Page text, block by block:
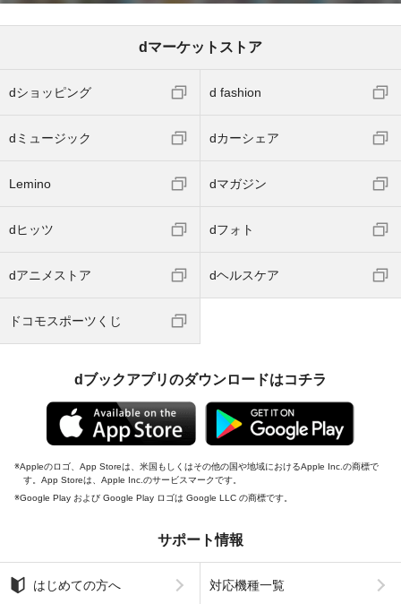
dマーケットストア
dショッピング d fashion
dミュージック dカーシェア
Lemino dマガジン
dヒッツ dフォト
dアニメストア dヘルスケア
ドコモスポーツくじ
dブックアプリのダウンロードはコチラ
Appleのロゴ、App Storeは、米国もしくはその他の国や地域におけるApple Inc.の商標で
す。App Storeは、Apple Inc.のサービスマークです。
Google Play および Google Play ロゴは Google LLC の商標です。
サポート情報
はじめての方へ 対応機種一覧